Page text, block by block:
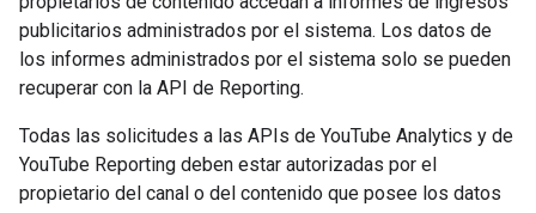
publicitarios administrados por el sistema. Los datos de
los informes administrados por el sistema solo se pueden
recuperar con la API de Reporting.
Todas las solicitudes a las APIs de YouTube Analytics y de
YouTube Reporting deben estar autorizadas por el
propietario del canal o del contenido que posee los datos